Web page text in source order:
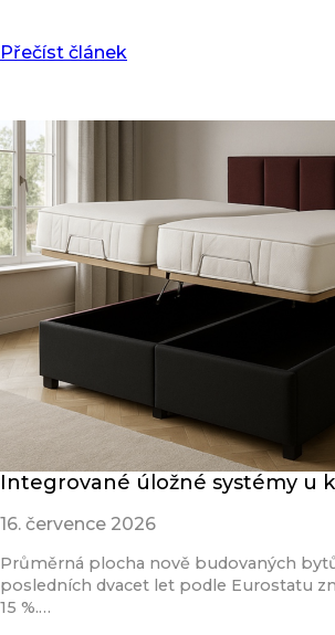
Přečíst článek
Integrované úložné systémy u
16. července 2026
Průměrná plocha nově budovaných bytů
posledních dvacet let podle Eurostatu
15 %.…